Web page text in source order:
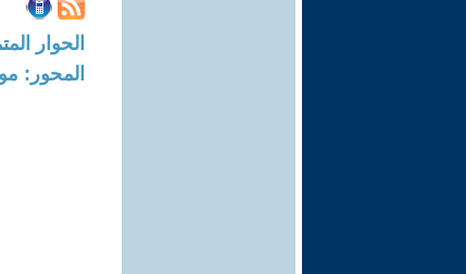
الحوار المتمدن-
المحور: